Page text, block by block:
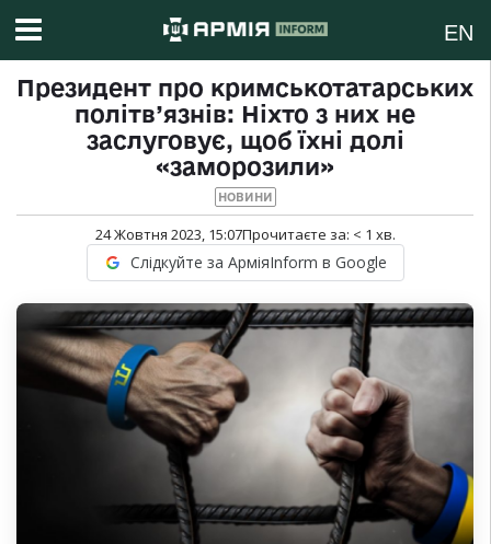
EN
Президент про кримськотатарських
політв’язнів: Ніхто з них не
заслуговує, щоб їхні долі
«заморозили»
НОВИНИ
24 Жовтня 2023, 15:07Прочитаєте за: < 1 хв.
Слідкуйте за АрміяInform в Google